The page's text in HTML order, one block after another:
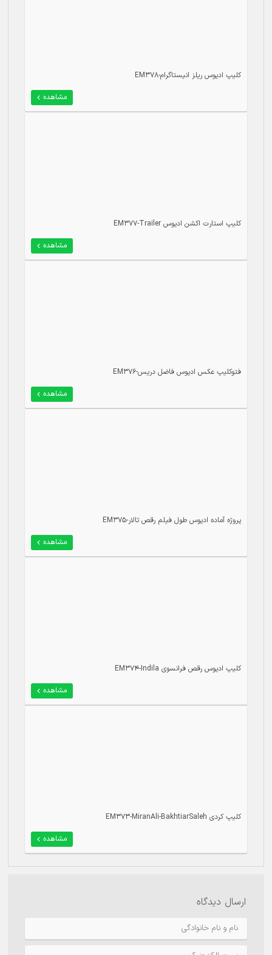
کلیپ ادیوس ریلز انیستاگرام-EM378
مشاهده
کلیپ استارت اکشن ادیوس EM377-Trailer
مشاهده
فتوکلیپ عکس ادیوس فاضل دریس-EM376
مشاهده
پروژه آماده ادیوس طول فیلم رقص تالار-EM375
مشاهده
کلیپ ادیوس رقص فرانسوی EM374-Indila
مشاهده
کلیپ کردی EM373-MiranAli-BakhtiarSaleh
مشاهده
ارسال دیدگاه